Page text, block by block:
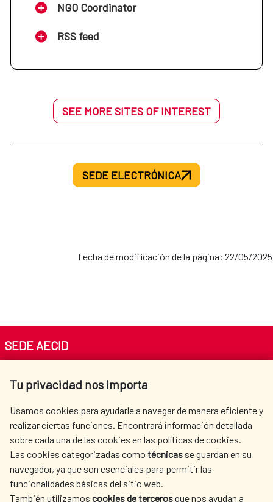
NGO Coordinator
RSS feed
SEE MORE SITES OF INTEREST
SEDE ELECTRÓNICA
Fecha de modificación de la página: 22/05/2025
Tu privacidad nos importa
Usamos cookies para ayudarle a navegar de manera eficiente y
realizar ciertas funciones. Encontrará información detallada
sobre cada una de las cookies en las políticas de cookies.
Las cookies categorizadas como técnicas se guardan en su
navegador, ya que son esenciales para permitir las
funcionalidades básicas del sitio web.
También utilizamos cookies de tercerosque nos ayudan a
SEDE AECID
Tel. +34 900 20 30 54​​​​​​​
AECID
WHERE DO WE COOPERATE?
SPANISH HUMANITARIAN
ACTION
PRESS ROOM
CULTURE AND SCIENCE LIBRARY